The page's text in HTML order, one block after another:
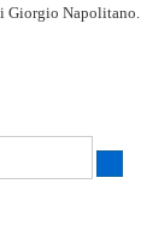
Giorgio Napolitano.